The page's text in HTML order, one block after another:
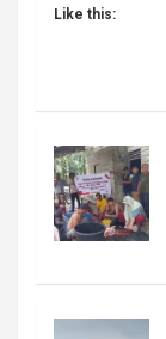
Like this: